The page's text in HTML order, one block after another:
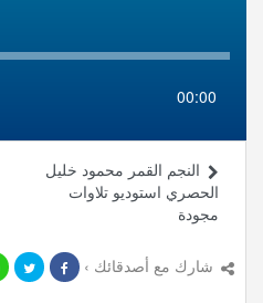
00:00
النجم القمر محمود خليل
الحصري استوديو تلاوات
مجودة
شارك مع أصدقائك ›